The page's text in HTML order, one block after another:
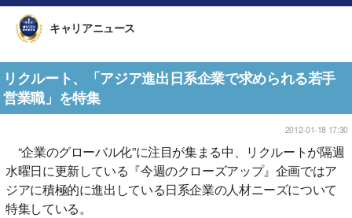
キャリアニュース
リクルート、「アジア進出日系企業で求められる若手
営業職」を特集
2012-01-18 17:30
“企業のグローバル化”に注目が集まる中、リクルートが隔週
水曜日に更新している『今週のクローズアップ』企画ではア
ジアに積極的に進出している日系企業の人材ニーズについて
特集している。